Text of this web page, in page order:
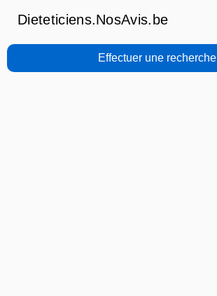
Dieteticiens.NosAvis.be
Effectuer une recherche